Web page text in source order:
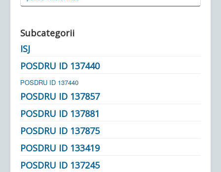
Subcategorii
ISJ
POSDRU ID 137440
POSDRU ID 137440
POSDRU ID 137857
POSDRU ID 137881
POSDRU ID 137875
POSDRU ID 133419
POSDRU ID 137245